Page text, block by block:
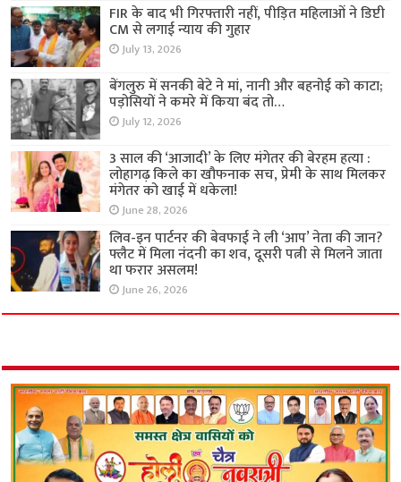
FIR के बाद भी गिरफ्तारी नहीं, पीड़ित महिलाओं ने डिप्टी
CM से लगाई न्याय की गुहार
July 13, 2026
बेंगलुरु में सनकी बेटे ने मां, नानी और बहनोई को काटा;
पड़ोसियों ने कमरे में किया बंद तो…
July 12, 2026
3 साल की ‘आजादी’ के लिए मंगेतर की बेरहम हत्या :
लोहागढ़ किले का खौफनाक सच, प्रेमी के साथ मिलकर
मंगेतर को खाई में धकेला!
June 28, 2026
लिव-इन पार्टनर की बेवफाई ने ली ‘आप’ नेता की जान?
फ्लैट में मिला नंदनी का शव, दूसरी पत्नी से मिलने जाता
था फरार असलम!
June 26, 2026